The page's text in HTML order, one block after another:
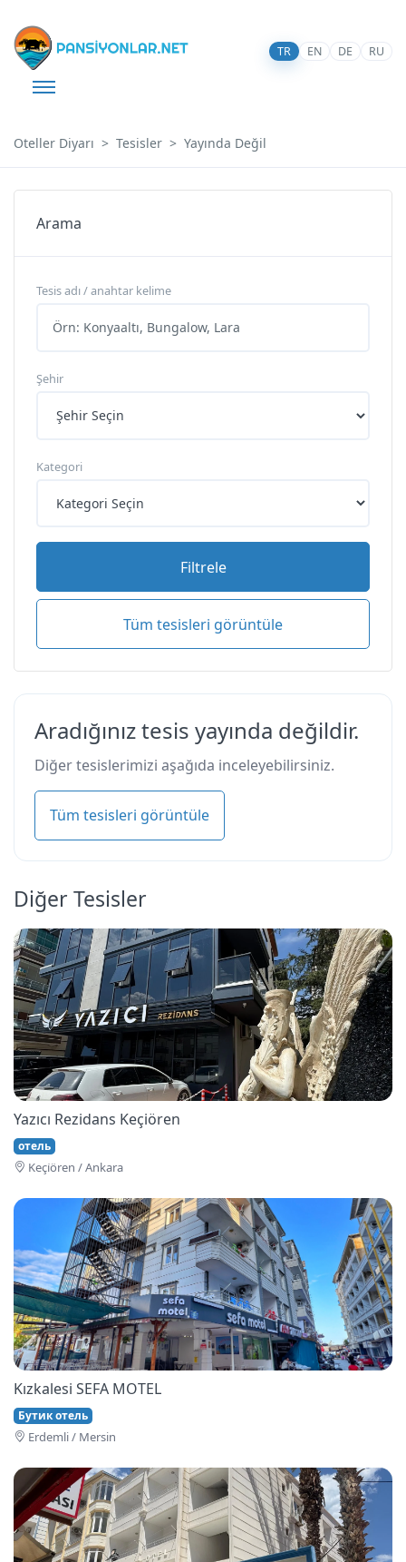
TR EN DE RU
Oteller Diyarı Tesisler Yayında Değil
Arama
Tesis adı / anahtar kelime
Şehir
Kategori
Filtrele
Tüm tesisleri görüntüle
Aradığınız tesis yayında değildir.
Diğer tesislerimizi aşağıda inceleyebilirsiniz.
Tüm tesisleri görüntüle
Diğer Tesisler
Yazıcı Rezidans Keçiören
отель
Keçi̇ören / Ankara
Kızkalesi SEFA MOTEL
Бутик отель
Erdemli / Mersin